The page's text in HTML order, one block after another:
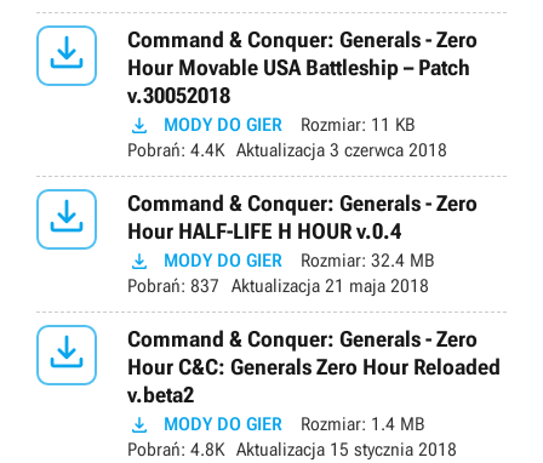

Command & Conquer: Generals - Zero
Hour Movable USA Battleship – Patch
v.30052018
 MODY DO GIER Rozmiar: 11 KB
Pobrań: 4.4K Aktualizacja 3 czerwca 2018

Command & Conquer: Generals - Zero
Hour HALF-LIFE H HOUR v.0.4
 MODY DO GIER Rozmiar: 32.4 MB
Pobrań: 837 Aktualizacja 21 maja 2018

Command & Conquer: Generals - Zero
Hour C&C: Generals Zero Hour Reloaded
v.beta2
 MODY DO GIER Rozmiar: 1.4 MB
Pobrań: 4.8K Aktualizacja 15 stycznia 2018